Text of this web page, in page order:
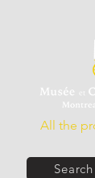
All the
Search